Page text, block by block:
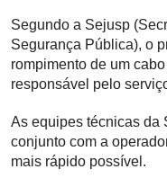
Segundo a Sejusp
Segurança Pública), o
rompimento de um
responsável pelo
As equipes técnicas da
conjunto com a
mais rápido possível.